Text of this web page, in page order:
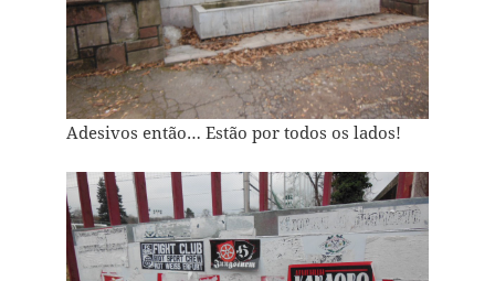
Adesivos então… Estão por todos os lados!